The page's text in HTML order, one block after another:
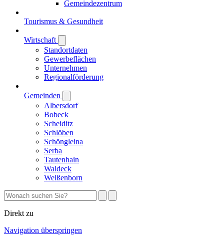
Gemeindezentrum
Tourismus & Gesundheit
Wirtschaft
Standortdaten
Gewerbeflächen
Unternehmen
Regionalförderung
Gemeinden
Albersdorf
Bobeck
Scheiditz
Schlöben
Schöngleina
Serba
Tautenhain
Waldeck
Weißenborn
Direkt zu
Navigation überspringen